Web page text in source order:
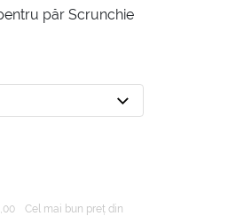
păr Scrunchie
Cel mai bun preț din